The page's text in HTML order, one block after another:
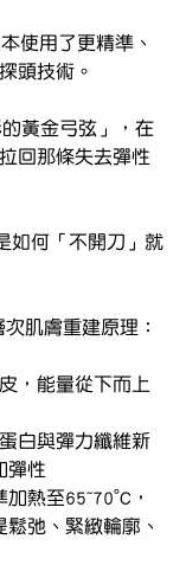
使用了更精準、
頭技術。
黃金弓弦」，在
回那條失去彈性
如何「不開刀」就
次肌膚重建原理：
彈性